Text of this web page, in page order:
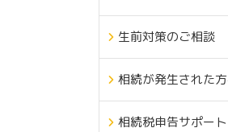
生前対策のご相談
相続が発生された
相続税申告サポート